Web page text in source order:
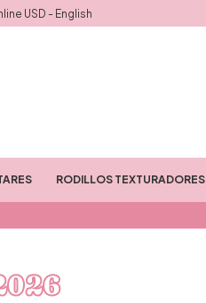
USD - English
RODILLOS TEXTURADORES